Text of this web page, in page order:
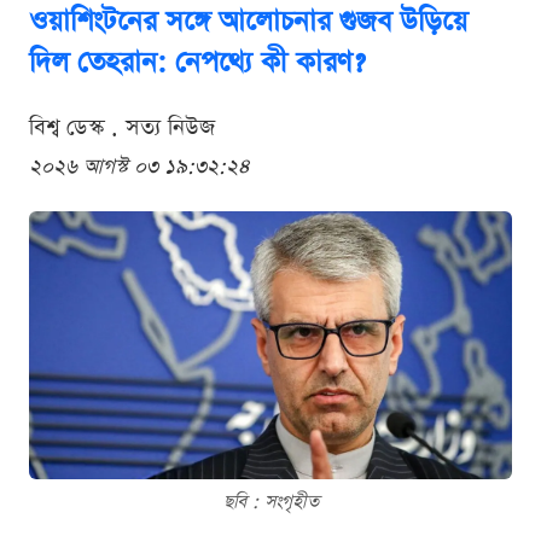
ওয়াশিংটনের সঙ্গে আলোচনার গুজব উড়িয়ে
দিল তেহরান: নেপথ্যে কী কারণ?
বিশ্ব ডেস্ক . সত্য নিউজ
২০২৬ আগস্ট ০৩ ১৯:৩২:২৪
ছবি : সংগৃহীত